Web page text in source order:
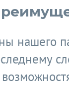
нашего